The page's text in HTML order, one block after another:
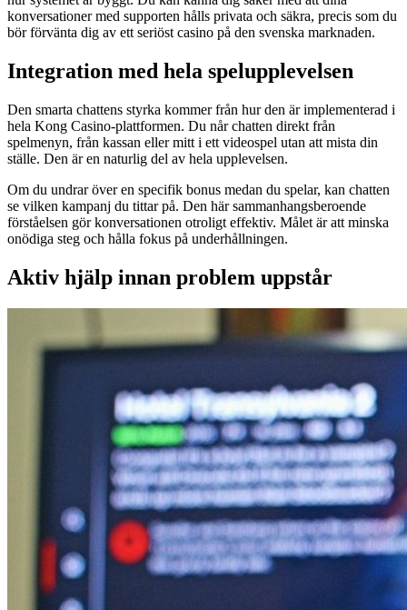
konversationer med supporten hålls privata och säkra, precis som du
bör förvänta dig av ett seriöst casino på den svenska marknaden.
Integration med hela spelupplevelsen
Den smarta chattens styrka kommer från hur den är implementerad i
hela Kong Casino-plattformen. Du når chatten direkt från
spelmenyn, från kassan eller mitt i ett videospel utan att mista din
ställe. Den är en naturlig del av hela upplevelsen.
Om du undrar över en specifik bonus medan du spelar, kan chatten
se vilken kampanj du tittar på. Den här sammanhangsberoende
förståelsen gör konversationen otroligt effektiv. Målet är att minska
onödiga steg och hålla fokus på underhållningen.
Aktiv hjälp innan problem uppstår